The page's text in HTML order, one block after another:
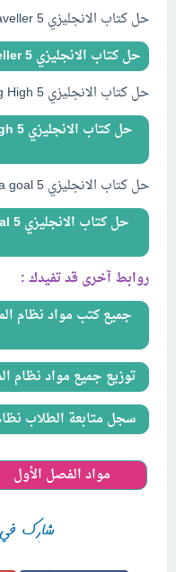
حل كتاب الانجليزي Traveller 5 مقررات 1441 كامل pdf
حل كتاب الانجليزي Traveller 5 مقررات 1441 كامل pdf
حل كتاب الانجليزي Flying High 5 مقررات 1441 كامل pdf
حل كتاب الانجليزي Mega goal 5 مقررات 1441 كامل pdf
روابط آخرى قد تفيدك :
توزيع جميع مواد نظام
سجل متابعة الطلاب نظام مقررات
مواد الفصل الأول